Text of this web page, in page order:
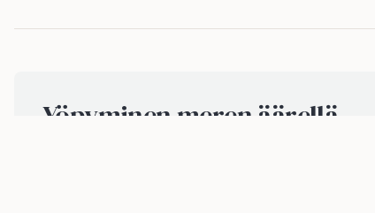
Yöpyminen meren äärellä